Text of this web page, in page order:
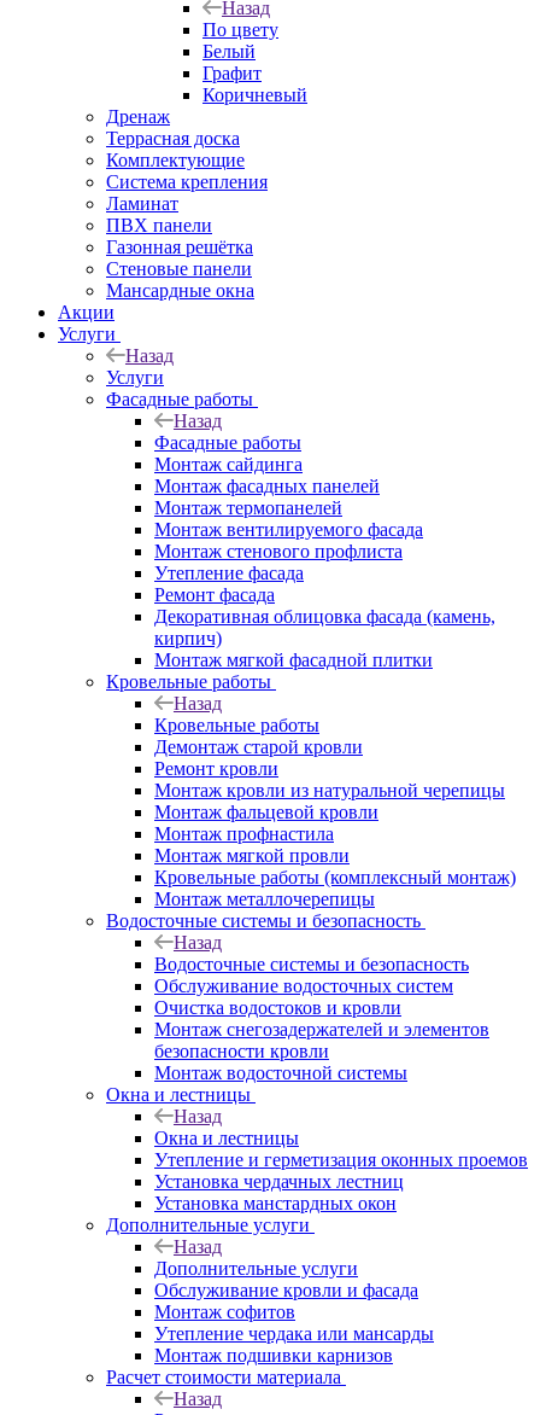
Назад
По цвету
Белый
Графит
Коричневый
Дренаж
Террасная доска
Комплектующие
Система крепления
Ламинат
ПВХ панели
Газонная решётка
Стеновые панели
Мансардные окна
Акции
Услуги
Назад
Услуги
Фасадные работы
Назад
Фасадные работы
Монтаж сайдинга
Монтаж фасадных панелей
Монтаж термопанелей
Монтаж вентилируемого фасада
Монтаж стенового профлиста
Утепление фасада
Ремонт фасада
Декоративная облицовка фасада (камень,
кирпич)
Монтаж мягкой фасадной плитки
Кровельные работы
Назад
Кровельные работы
Демонтаж старой кровли
Ремонт кровли
Монтаж кровли из натуральной черепицы
Монтаж фальцевой кровли
Монтаж профнастила
Монтаж мягкой провли
Кровельные работы (комплексный монтаж)
Монтаж металлочерепицы
Водосточные системы и безопасность
Назад
Водосточные системы и безопасность
Обслуживание водосточных систем
Очистка водостоков и кровли
Монтаж снегозадержателей и элементов
безопасности кровли
Монтаж водосточной системы
Окна и лестницы
Назад
Окна и лестницы
Утепление и герметизация оконных проемов
Установка чердачных лестниц
Установка манстардных окон
Дополнительные услуги
Назад
Дополнительные услуги
Обслуживание кровли и фасада
Монтаж софитов
Утепление чердака или мансарды
Монтаж подшивки карнизов
Расчет стоимости материала
Назад